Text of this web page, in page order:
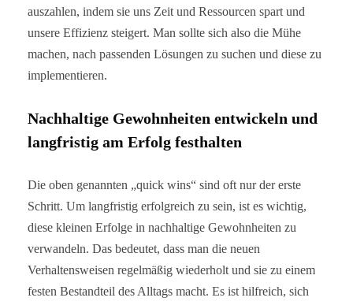
auszahlen, indem sie uns Zeit und Ressourcen spart und
unsere Effizienz steigert. Man sollte sich also die Mühe
machen, nach passenden Lösungen zu suchen und diese zu
implementieren.
Nachhaltige Gewohnheiten entwickeln und
langfristig am Erfolg festhalten
Die oben genannten „quick wins“ sind oft nur der erste
Schritt. Um langfristig erfolgreich zu sein, ist es wichtig,
diese kleinen Erfolge in nachhaltige Gewohnheiten zu
verwandeln. Das bedeutet, dass man die neuen
Verhaltensweisen regelmäßig wiederholt und sie zu einem
festen Bestandteil des Alltags macht. Es ist hilfreich, sich